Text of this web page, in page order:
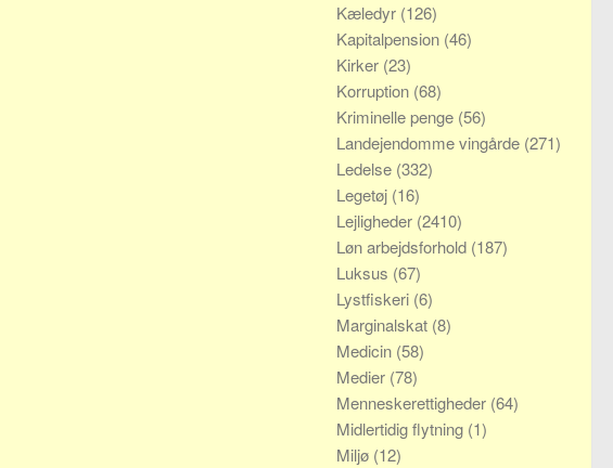
Kæledyr (126)
Kapitalpension (46)
Kirker (23)
Korruption (68)
Kriminelle penge (56)
Landejendomme vingårde (271)
Ledelse (332)
Legetøj (16)
Lejligheder (2410)
Løn arbejdsforhold (187)
Luksus (67)
Lystfiskeri (6)
Marginalskat (8)
Medicin (58)
Medier (78)
Menneskerettigheder (64)
Midlertidig flytning (1)
Miljø (12)